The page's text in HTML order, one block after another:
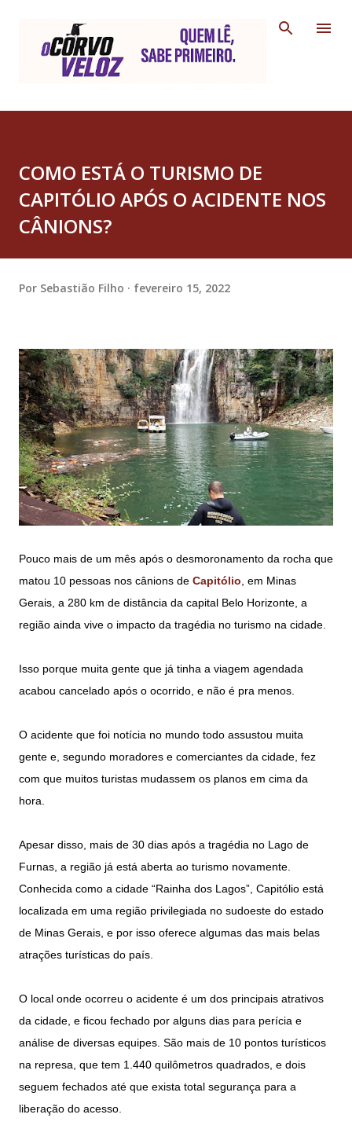
COMO ESTÁ O TURISMO DE
CAPITÓLIO APÓS O ACIDENTE NOS
CÂNIONS?
Por Sebastião Filho fevereiro 15, 2022
Pouco mais de um mês após o desmoronamento da rocha que
matou 10 pessoas nos cânions de Capitólio, em Minas
Gerais, a 280 km de distância da capital Belo Horizonte, a
região ainda vive o impacto da tragédia no turismo na cidade.
Isso porque muita gente que já tinha a viagem agendada
acabou cancelado após o ocorrido, e não é pra menos.
O acidente que foi notícia no mundo todo assustou muita
gente e, segundo moradores e comerciantes da cidade, fez
com que muitos turistas mudassem os planos em cima da
hora.
Apesar disso, mais de 30 dias após a tragédia no Lago de
Furnas, a região já está aberta ao turismo novamente.
Conhecida como a cidade “Rainha dos Lagos”, Capitólio está
localizada em uma região privilegiada no sudoeste do estado
de Minas Gerais, e por isso oferece algumas das mais belas
atrações turísticas do país.
O local onde ocorreu o acidente é um dos principais atrativos
da cidade, e ficou fechado por alguns dias para perícia e
análise de diversas equipes. São mais de 10 pontos turísticos
na represa, que tem 1.440 quilômetros quadrados, e dois
seguem fechados até que exista total segurança para a
liberação do acesso.